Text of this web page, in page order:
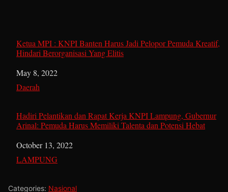
Ketua MPI : KNPI Banten Harus Jadi Pelopor Pemuda Kreatif,
Hindari Berorganisasi Yang Elitis
Date
May 8, 2022
In relation to
Daerah
Hadiri Pelantikan dan Rapat Kerja KNPI Lampung, Gubernur
Arinal: Pemuda Harus Memiliki Talenta dan Potensi Hebat
Date
October 13, 2022
In relation to
LAMPUNG
Categories: Nasional